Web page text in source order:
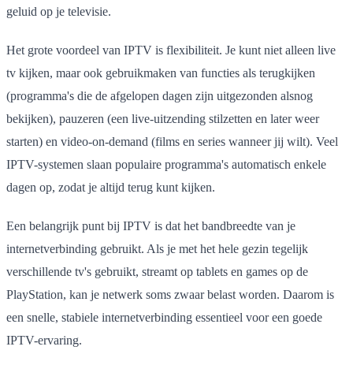
geluid op je televisie.
Het grote voordeel van IPTV is flexibiliteit. Je kunt niet alleen live
tv kijken, maar ook gebruikmaken van functies als terugkijken
(programma's die de afgelopen dagen zijn uitgezonden alsnog
bekijken), pauzeren (een live-uitzending stilzetten en later weer
starten) en video-on-demand (films en series wanneer jij wilt). Veel
IPTV-systemen slaan populaire programma's automatisch enkele
dagen op, zodat je altijd terug kunt kijken.
Een belangrijk punt bij IPTV is dat het bandbreedte van je
internetverbinding gebruikt. Als je met het hele gezin tegelijk
verschillende tv's gebruikt, streamt op tablets en games op de
PlayStation, kan je netwerk soms zwaar belast worden. Daarom is
een snelle, stabiele internetverbinding essentieel voor een goede
IPTV-ervaring.